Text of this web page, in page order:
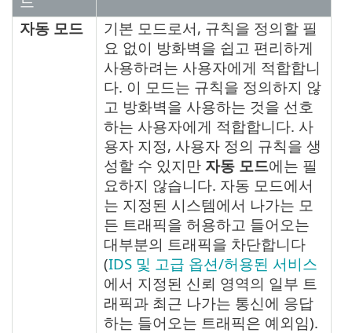
자동 모드
기본 모드로서, 규칙을 정의할 필
요 없이 방화벽을 쉽고 편리하게
사용하려는 사용자에게 적합합니
다. 이 모드는 규칙을 정의하지 않
고 방화벽을 사용하는 것을 선호
하는 사용자에게 적합합니다. 사
용자 지정, 사용자 정의 규칙을 생
성할 수 있지만 자동 모드에는 필
요하지 않습니다. 자동 모드에서
는 지정된 시스템에서 나가는 모
든 트래픽을 허용하고 들어오는
대부분의 트래픽을 차단합니다
(IDS 및 고급 옵션/허용된 서비스
에서 지정된 신뢰 영역의 일부 트
래픽과 최근 나가는 통신에 응답
하는 들어오는 트래픽은 예외임).